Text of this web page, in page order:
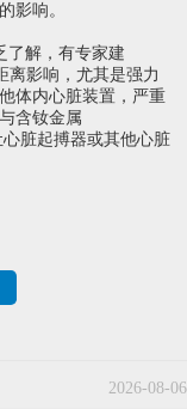
影响。
了解，有专家建
离影响，尤其是强力
体内心脏装置，严重
含钕金属
心脏起搏器或其他心脏
2026-08-06